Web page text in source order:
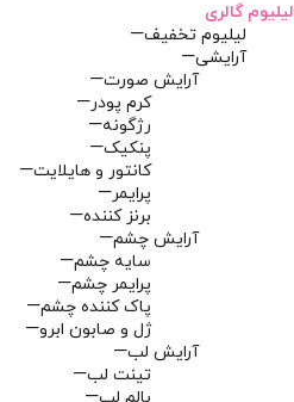
لیلیوم گالری
لیلیوم تخفیف
آرایشی
آرایش صورت
کرم پودر
رژگونه
پنکیک
کانتور و هایلایت
پرایمر
برنز کننده
آرایش چشم
سایه چشم
پرایمر چشم
پاک کننده چشم
ژل و صابون ابرو
آرایش لب
تینت لب